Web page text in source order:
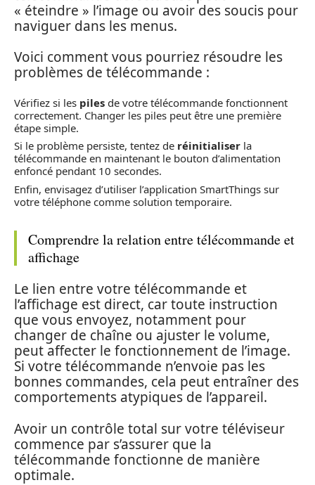
« éteindre » l’image ou avoir des soucis pour
naviguer dans les menus.
Voici comment vous pourriez résoudre les
problèmes de télécommande :
Vérifiez si les piles de votre télécommande fonctionnent
correctement. Changer les piles peut être une première
étape simple.
Si le problème persiste, tentez de réinitialiser la
télécommande en maintenant le bouton d’alimentation
enfoncé pendant 10 secondes.
Enfin, envisagez d’utiliser l’application SmartThings sur
votre téléphone comme solution temporaire.
Comprendre la relation entre télécommande et
affichage
Le lien entre votre télécommande et
l’affichage est direct, car toute instruction
que vous envoyez, notamment pour
changer de chaîne ou ajuster le volume,
peut affecter le fonctionnement de l’image.
Si votre télécommande n’envoie pas les
bonnes commandes, cela peut entraîner des
comportements atypiques de l’appareil.
Avoir un contrôle total sur votre téléviseur
commence par s’assurer que la
télécommande fonctionne de manière
optimale.